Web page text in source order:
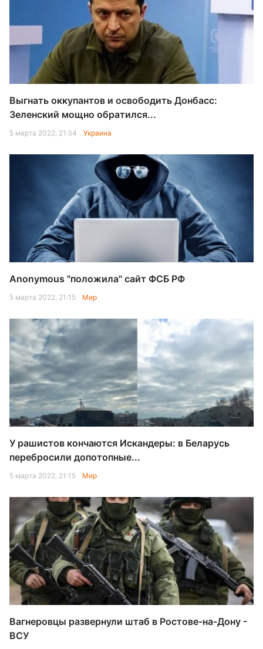
Выгнать оккупантов и освободить Донбасс:
Зеленский мощно обратился...
5 марта 2022, 21:54 Украина
Anonymous "положила" сайт ФСБ РФ
5 марта 2022, 21:15 Мир
У рашистов кончаются Искандеры: в Беларусь
перебросили допотопные...
5 марта 2022, 21:15 Мир
Вагнеровцы развернули штаб в Ростове-на-Дону -
ВСУ